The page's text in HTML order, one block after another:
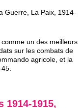
Guerre, La Paix, 1914-
un des meilleurs
sur les combats de
agricole, et la
1914-1915,